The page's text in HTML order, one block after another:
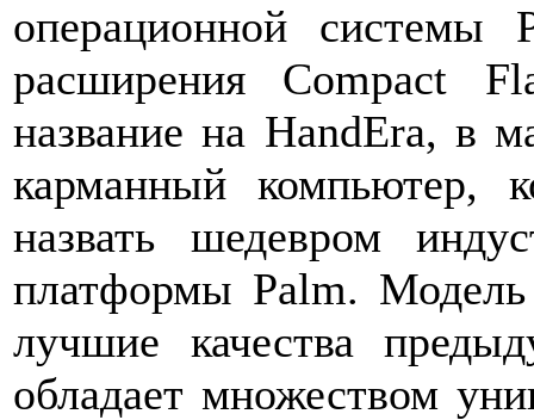
операционной системы
расширения Compact
название на HandEra, в
карманный компьютер,
назвать шедевром
платформы Palm.
лучшие качества
обладает множеством